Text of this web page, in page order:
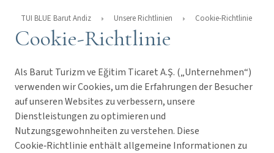
TUI BLUE Barut Andiz Unsere Richtlinien Cookie-Richtlinie
Cookie-Richtlinie
Als Barut Turizm ve Eğitim Ticaret A.Ş. („Unternehmen“)
verwenden wir Cookies, um die Erfahrungen der Besucher
auf unseren Websites zu verbessern, unsere
Dienstleistungen zu optimieren und
Nutzungsgewohnheiten zu verstehen. Diese
Cookie‑Richtlinie enthält allgemeine Informationen zu